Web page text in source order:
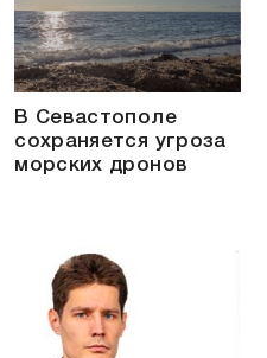
В Севастополе
сохраняется угроза
морских дронов